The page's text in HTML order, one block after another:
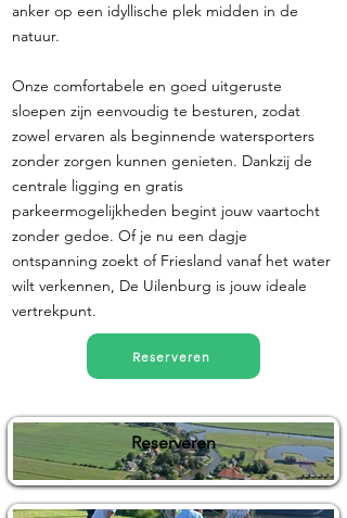
anker op een idyllische plek midden in de
natuur.
Onze comfortabele en goed uitgeruste
sloepen zijn eenvoudig te besturen, zodat
zowel ervaren als beginnende watersporters
zonder zorgen kunnen genieten. Dankzij de
centrale ligging en gratis
parkeermogelijkheden begint jouw vaartocht
zonder gedoe. Of je nu een dagje
ontspanning zoekt of Friesland vanaf het water
wilt verkennen, De Uilenburg is jouw ideale
vertrekpunt.
Reserveren
Reserveren